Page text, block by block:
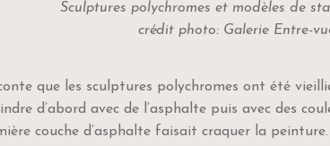
Sculptures polychromes et modèles de
crédit photo: Galerie Entre-
que les sculptures polychromes ont été
d’abord avec de l’asphalte puis avec des
couche d’asphalte faisait craquer la peinture.